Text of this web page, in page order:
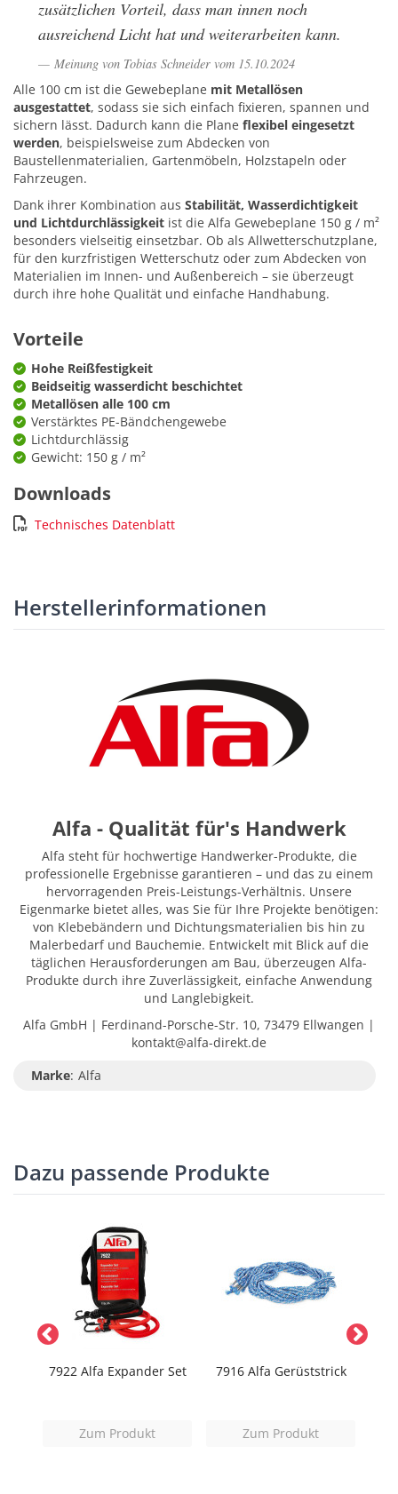
zusätzlichen Vorteil, dass man innen noch
ausreichend Licht hat und weiterarbeiten kann.
Meinung von Tobias Schneider vom 15.10.2024
Alle 100 cm ist die Gewebeplane mit Metallösen
ausgestattet, sodass sie sich einfach fixieren, spannen und
sichern lässt. Dadurch kann die Plane flexibel eingesetzt
werden, beispielsweise zum Abdecken von
Baustellenmaterialien, Gartenmöbeln, Holzstapeln oder
Fahrzeugen.
Dank ihrer Kombination aus Stabilität, Wasserdichtigkeit
und Lichtdurchlässigkeit ist die Alfa Gewebeplane 150 g / m²
besonders vielseitig einsetzbar. Ob als Allwetterschutzplane,
für den kurzfristigen Wetterschutz oder zum Abdecken von
Materialien im Innen- und Außenbereich – sie überzeugt
durch ihre hohe Qualität und einfache Handhabung.
Vorteile
Hohe Reißfestigkeit
Beidseitig wasserdicht beschichtet
Metallösen alle 100 cm
Verstärktes PE-Bändchengewebe
Lichtdurchlässig
Gewicht: 150 g / m²
Downloads
Technisches Datenblatt
Herstellerinformationen
Alfa - Qualität für's Handwerk
Alfa steht für hochwertige Handwerker-Produkte, die
professionelle Ergebnisse garantieren – und das zu einem
hervorragenden Preis-Leistungs-Verhältnis. Unsere
Eigenmarke bietet alles, was Sie für Ihre Projekte benötigen:
von Klebebändern und Dichtungsmaterialien bis hin zu
Malerbedarf und Bauchemie. Entwickelt mit Blick auf die
täglichen Herausforderungen am Bau, überzeugen Alfa-
Produkte durch ihre Zuverlässigkeit, einfache Anwendung
und Langlebigkeit.
Alfa GmbH | Ferdinand-Porsche-Str. 10, 73479 Ellwangen |
kontakt@alfa-direkt.de
Marke: Alfa
Dazu passende Produkte
7922 Alfa Expander Set
Zum Produkt
7916 Alfa Gerüststrick
Zum Produkt